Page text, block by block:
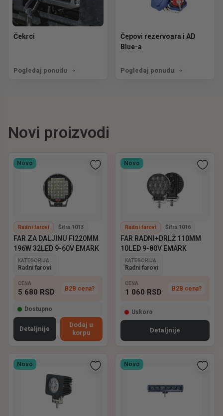
Čekrci
Pogledaj ponudu
Čepovi rezervoara i AD
Blue-a
Pogledaj ponudu
Novi proizvodi
Novo
Radni farovi Šifra 1013
FAR ZA DALJINU FI220MM
196W 32LED 9-60V EMARK
KATEGORIJA
Radni farovi
CENA
5 680 RSD B2B cena?
Dostupno
Detaljnije
Dodaj u
korpu
Novo
Radni farovi Šifra 1016
FAR RADNI+DRLŽ 110MM
10LED 9-80V EMARK
KATEGORIJA
Radni farovi
CENA
1 060 RSD B2B cena?
Uskoro
Detaljnije
Novo Novo